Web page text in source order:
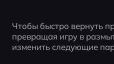
Чтобы быстро вернуть
превращая игру в
изменить следующие